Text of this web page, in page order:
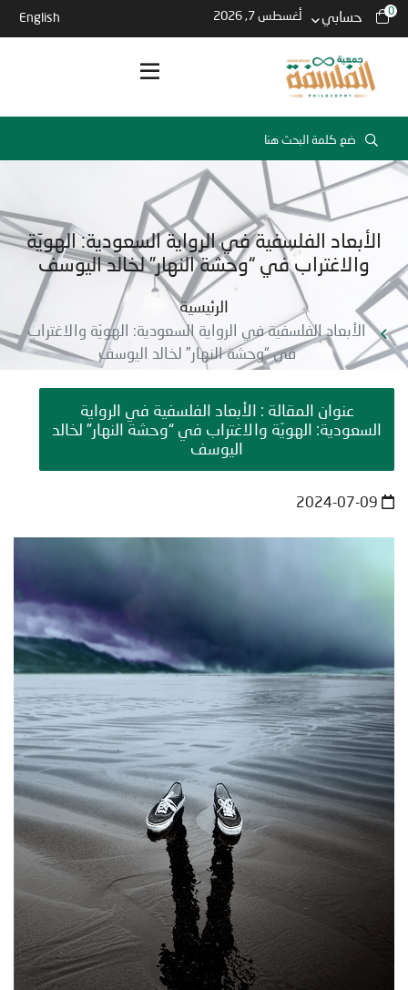
0 حسابي أغسطس 7, 2026 English
الأبعاد الفلسفية في الرواية السعودية: الهويّة
والاغتراب في “وحشة النهار” لخالد اليوسف
الرئيسية
الأبعاد الفلسفية في الرواية السعودية: الهويّة والاغتراب
في “وحشة النهار” لخالد اليوسف
عنوان المقالة : الأبعاد الفلسفية في الرواية
السعودية: الهويّة والاغتراب في “وحشة النهار” لخالد
اليوسف